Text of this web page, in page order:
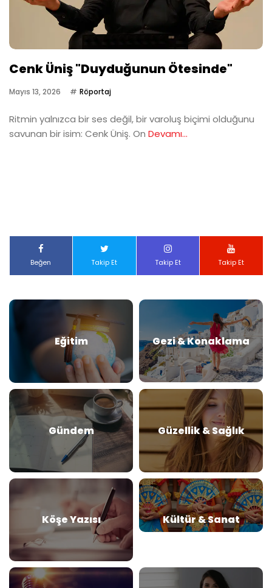
Cenk Üniş "Duyduğunun Ötesinde"
Mayıs 13, 2026 Röportaj
Ritmin yalnızca bir ses değil, bir varoluş biçimi olduğunu
savunan bir isim: Cenk Üniş. On Devamı...
Beğen Takip Et Takip Et Takip Et
Eğitim Gezi & Konaklama
Gündem Güzellik & Sağlık
Köşe Yazısı Kültür & Sanat